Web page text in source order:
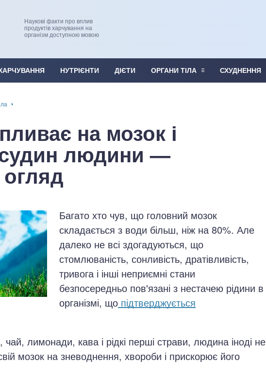
Наукові факти про вплив
продуктів харчування на
організм доступною мовою
НУТРІЄНТИ ДІЄТИ ОРГАНИ ТІЛА СХУДНЕННЯ
на мозок і
людини —
Багато хто чув, що головний мозок
складається з води більш, ніж на 80%. Але
далеко не всі здогадуються, що
стомлюваність, сонливість, дратівливість,
тривога і інші неприємні стани
безпосередньо пов'язані з нестачею рідини в
організмі, що підтверджується
лимонади, кава і рідкі перші страви, людина іноді не
мозок на зневоднення, хвороби і прискорює його